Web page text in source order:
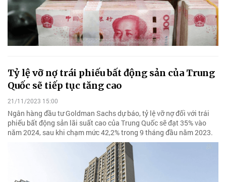
Tỷ lệ vỡ nợ trái phiếu bất động sản của Trung
Quốc sẽ tiếp tục tăng cao
21/11/2023 15:00
Ngân hàng đầu tư Goldman Sachs dự báo, tỷ lệ vỡ nợ đối với trái
phiếu bất động sản lãi suất cao của Trung Quốc sẽ đạt 35% vào
năm 2024, sau khi chạm mức 42,2% trong 9 tháng đầu năm 2023.